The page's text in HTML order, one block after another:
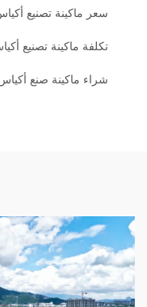
سعر ماكينة تصنيع
تكلفة ماكينة تصنيع
شراء ماكينة صنع